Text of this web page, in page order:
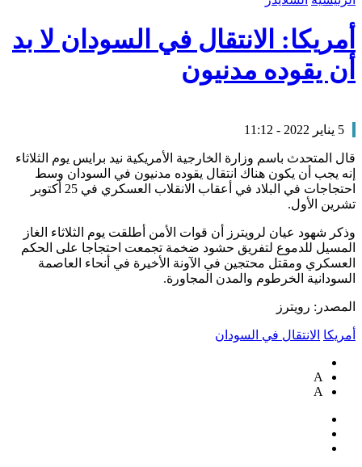
أمريكا: الانتقال في السودان لا بد
أن يقوده مدنيون
5 يناير 2022 - 11:12
قال المتحدث باسم وزارة الخارجية الأمريكية نيد برايس يوم الثلاثاء
إنه يجب أن يكون هناك انتقال يقوده مدنيون في السودان وسط
احتجاجات في البلاد في أعقاب الانقلاب العسكري في 25 أكتوبر
تشرين الأول.
وذكر شهود عيان لرويترز أن قوات الأمن أطلقت يوم‭ ‬الثلاثاء الغاز
المسيل للدموع لتفريق حشود ضخمة تجمعت احتجاجا على الحكم
العسكري ومقتل محتجين في الآونة الأخيرة في أنحاء العاصمة
السودانية الخرطوم والمدن المجاورة.
المصدر: رويترز
أمريكا الانتقال في السودان
A
A